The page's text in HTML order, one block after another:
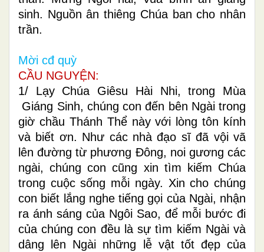
sinh. Nguồn ân thiêng Chúa ban cho nhân
trần.
Mời cđ quỳ
CẦU NGUYỆN:
1/ Lạy Chúa Giêsu Hài Nhi, trong Mùa
Giáng Sinh, chúng con đến bên Ngài trong
giờ chầu Thánh Thể này với lòng tôn kính
và biết ơn. Như các nhà đạo sĩ đã vội vã
lên đường từ phương Đông, noi gương các
ngài, chúng con cũng xin tìm kiếm Chúa
trong cuộc sống mỗi ngày. Xin cho chúng
con biết lắng nghe tiếng gọi của Ngài, nhận
ra ánh sáng của Ngôi Sao, để mỗi bước đi
của chúng con đều là sự tìm kiếm Ngài và
dâng lên Ngài những lễ vật tốt đẹp của